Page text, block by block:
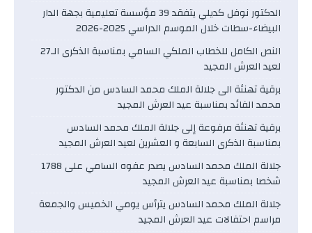
الدكتور نوفل كديلي يتفقد 39 مؤسسة تعليمية بجهة الدار
البيضاء-سطات خلال الموسم الدراسي 2025-2026
النص الكامل للخطاب الملكي السامي بمناسبة الذكرى الـ27
لعيد العرش المجيد
برقية تهنئة الى جلالة الملك محمد السادس من الدكتور
محمد الفائد بمناسبة عيد العرش المجيد
برقية تهنئة مرفوعة إلى جلالة الملك محمد السادس
بمناسبة الذكرى السابعة و العشرين لعيد العرش المجيد
جلالة الملك محمد السادس يصدر عفوه السامي على 1788
شخصا بمناسبة عيد العرش المجيد
جلالة الملك محمد السادس يترأس يومي الخميس والجمعة
مراسم احتفالات عيد العرش المجيد